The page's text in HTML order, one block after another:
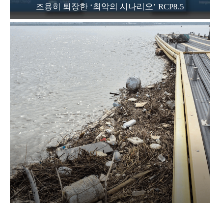
조용히 퇴장한 ‘최악의 시나리오’ RCP8.5